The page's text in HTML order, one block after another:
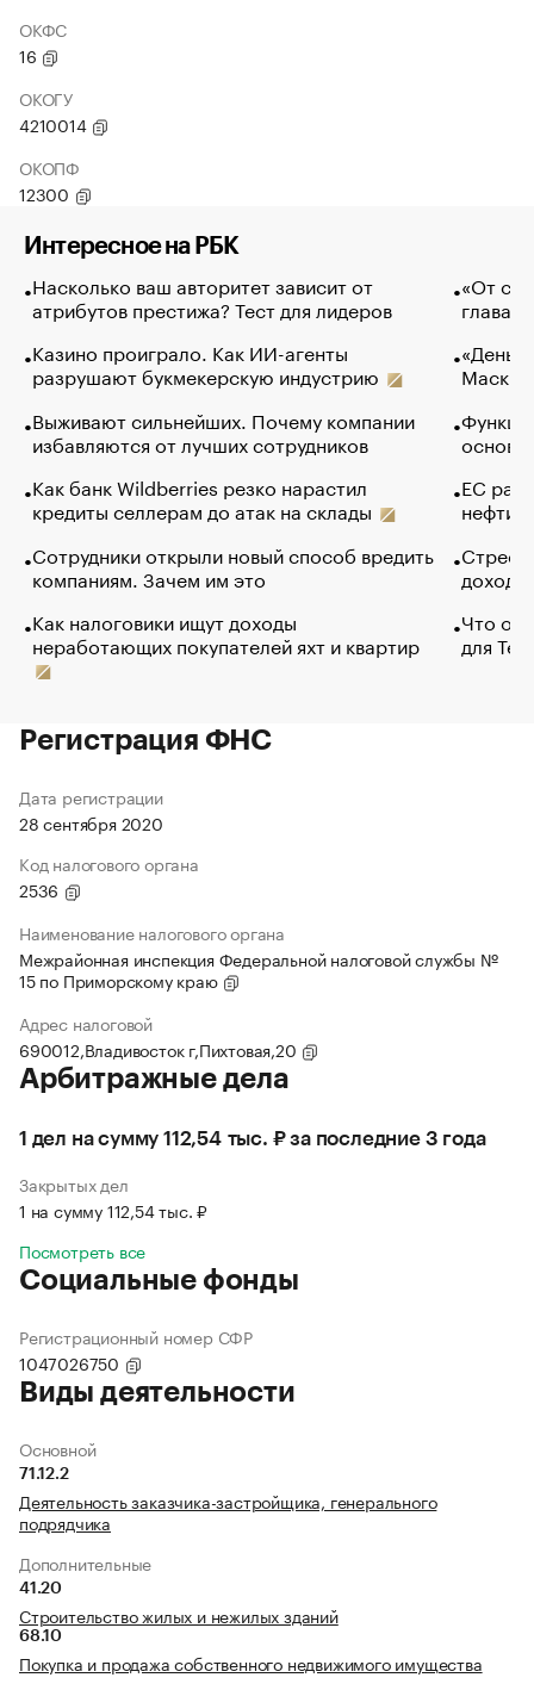
ОКФС
16
ОКОГУ
4210014
ОКОПФ
12300
Интересное на РБК
Насколько ваш авторитет зависит от
атрибутов престижа? Тест для лидеров
Казино проиграло. Как ИИ-агенты
разрушают букмекерскую индустрию
Выживают сильнейших. Почему компании
избавляются от лучших сотрудников
Как банк Wildberries резко нарастил
кредиты селлерам до атак на склады
Сотрудники открыли новый способ вредить
компаниям. Зачем им это
Как налоговики ищут доходы
неработающих покупателей яхт и квартир
«От
глава
Маск в
основ
ЕС
нефти
Что
для
Регистрация ФНС
Дата регистрации
28 сентября 2020
Код налогового органа
2536
Наименование налогового органа
Межрайонная инспекция Федеральной налоговой службы №
15 по Приморскому краю
Адрес налоговой
690012,Владивосток г,Пихтовая,20
Арбитражные дела
1 дел на сумму 112,54 тыс. ₽ за последние 3 года
Закрытых дел
1 на сумму 112,54 тыс. ₽
Посмотреть все
Социальные фонды
Регистрационный номер СФР
1047026750
Виды деятельности
Основной
71.12.2
Деятельность заказчика-застройщика, генерального
подрядчика
Дополнительные
41.20
Строительство жилых и нежилых зданий
68.10
Покупка и продажа собственного недвижимого имущества